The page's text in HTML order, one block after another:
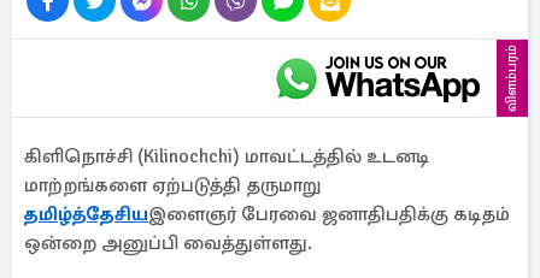
விளம்பரம்
கிளிநொச்சி (Kilinochchi) மாவட்டத்தில் உடனடி
மாற்றங்களை ஏற்படுத்தி தருமாறு
தமிழ்த்தேசியஇளைஞர் பேரவை ஜனாதிபதிக்கு கடிதம்
ஒன்றை அனுப்பி வைத்துள்ளது.